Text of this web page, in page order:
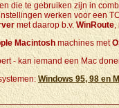
die te gebruiken zijn in
werken voor een
met daarop b.v.WinRoute,
Macintoshmachines met
- kan iemand een Mac
Windows 95, 98 en